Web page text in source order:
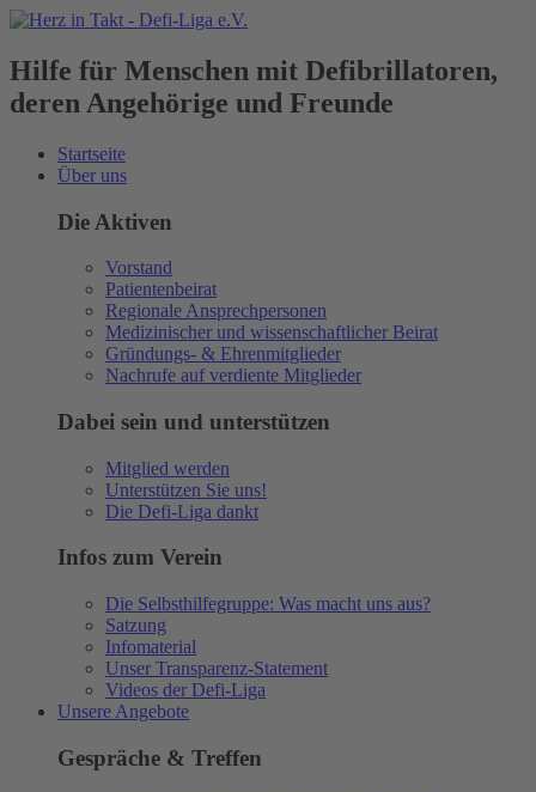
Hilfe für Menschen mit Defibrillatoren,
deren Angehörige und Freunde
Startseite
Über uns
Die Aktiven
Vorstand
Patientenbeirat
Regionale Ansprechpersonen
Medizinischer und wissenschaftlicher Beirat
Gründungs- & Ehrenmitglieder
Nachrufe auf verdiente Mitglieder
Dabei sein und unterstützen
Mitglied werden
Unterstützen Sie uns!
Die Defi-Liga dankt
Infos zum Verein
Die Selbsthilfegruppe: Was macht uns aus?
Satzung
Infomaterial
Unser Transparenz-Statement
Videos der Defi-Liga
Unsere Angebote
Gespräche & Treffen